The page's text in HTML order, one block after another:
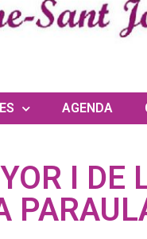
AGENDA
I DE